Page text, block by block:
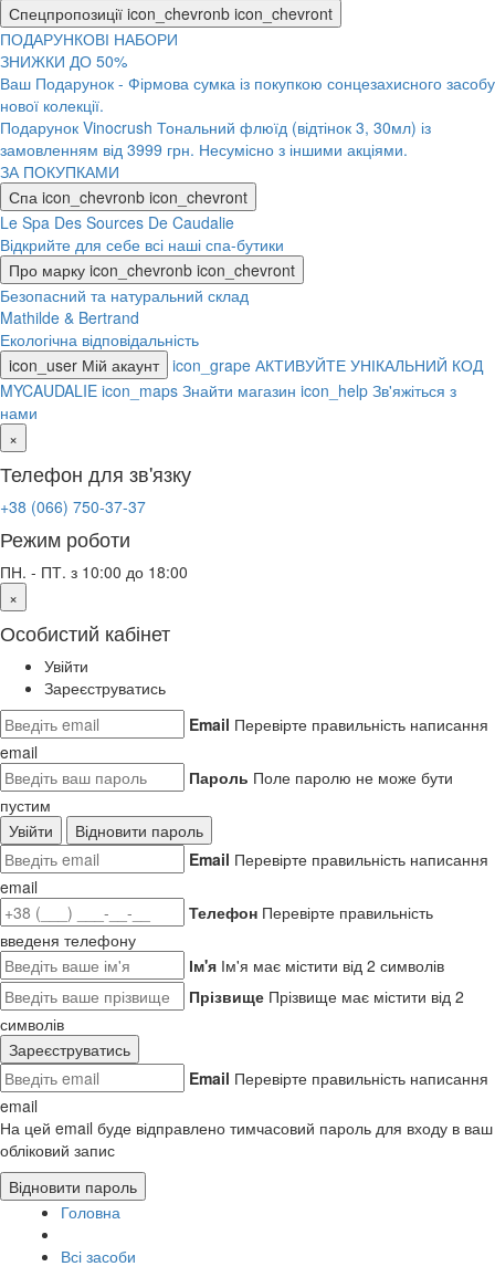
Спецпропозиції icon_chevronb icon_chevront
ПОДАРУНКОВІ НАБОРИ
ЗНИЖКИ ДО 50%
Ваш Подарунок - Фірмова сумка із покупкою сонцезахисного засобу
нової колекції.
Подарунок Vinocrush Тональний флюїд (відтінок 3, 30мл) із
замовленням від 3999 грн. Несумісно з іншими акціями.
ЗА ПОКУПКАМИ
Спа icon_chevronb icon_chevront
Le Spa Des Sources De Caudalie
Відкрийте для себе всі наші спа-бутики
Про марку icon_chevronb icon_chevront
Безопасний та натуральний склад
Mathilde & Bertrand
Екологічна відповідальність
icon_user Мій акаунт icon_grape АКТИВУЙТЕ УНІКАЛЬНИЙ КОД
MYCAUDALIE icon_maps Знайти магазин icon_help Зв'яжіться з
нами
×
Телефон для зв'язку
+38 (066) 750-37-37
Режим роботи
ПН. - ПТ. з 10:00 до 18:00
×
Особистий кабінет
Увійти
Зареєструватись
Email Перевірте правильність написання
email
Пароль Поле паролю не може бути
пустим
Увійти
Відновити пароль
Email Перевірте правильність написання
email
Телефон Перевірте правильність
введеня телефону
Ім'я Ім'я має містити від 2 символів
Прізвище Прізвище має містити від 2
символів
Зареєструватись
Email Перевірте правильність написання
email
На цей email буде відправлено тимчасовий пароль для входу в ваш
обліковий запис
Відновити пароль
Головна
Всі засоби